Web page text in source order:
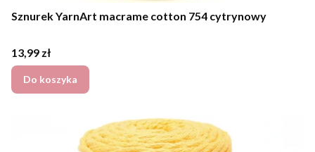
Sznurek YarnArt macrame cotton 754 cytrynowy
Cena
13,99 zł
Do koszyka